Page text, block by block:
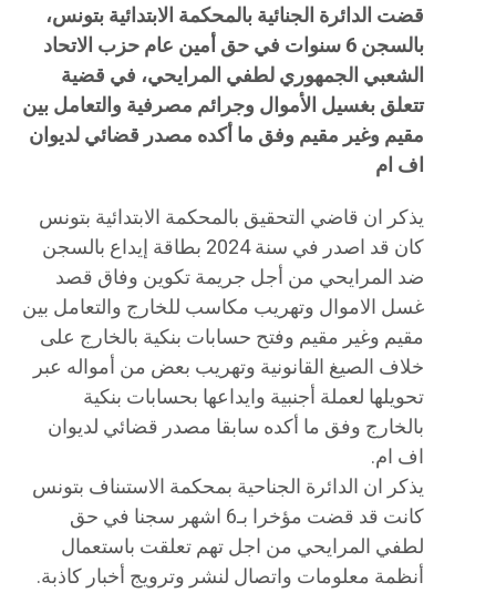
قضت الدائرة الجنائية بالمحكمة الابتدائية بتونس،
بالسجن 6 سنوات في حق أمين عام حزب الاتحاد
الشعبي الجمهوري لطفي المرايحي، في قضية
تتعلق بغسيل الأموال وجرائم مصرفية والتعامل بين
مقيم وغير مقيم وفق ما أكده مصدر قضائي لديوان
اف ام
يذكر ان قاضي التحقيق بالمحكمة الابتدائية بتونس
كان قد اصدر في سنة 2024 بطاقة إيداع بالسجن
ضد المرايحي من أجل جريمة تكوين وفاق قصد
غسل الاموال وتهريب مكاسب للخارج والتعامل بين
مقيم وغير مقيم وفتح حسابات بنكية بالخارج على
خلاف الصيغ القانونية وتهريب بعض من أمواله عبر
تحويلها لعملة أجنبية وايداعها بحسابات بنكية
بالخارج وفق ما أكده سابقا مصدر قضائي لديوان
اف ام.
يذكر ان الدائرة الجناحية بمحكمة الاستىناف بتونس
كانت قد قضت مؤخرا بـ6 اشهر سجنا في حق
لطفي المرايحي من اجل تهم تعلقت باستعمال
أنظمة معلومات واتصال لنشر وترويج أخبار كاذبة.